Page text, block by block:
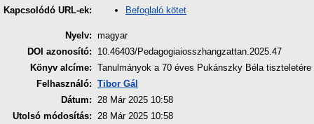
Kapcsolódó URL-ek: Befoglaló kötet
Nyelv: magyar
DOI azonosító:
10.46403/Pedagogiaiosszhangzattan.2025.47
Könyv alcíme: Tanulmányok a 70 éves Pukánszky Béla tiszteletére
Felhasználó: Tibor Gál
Dátum: 28 Már 2025 10:58
Utolsó módosítás: 28 Már 2025 10:58